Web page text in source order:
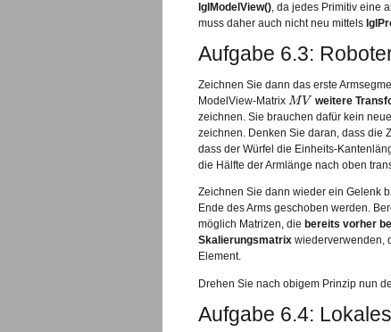
lglModelView(), da jedes Primitiv eine
muss daher auch nicht neu mittels
Aufgabe 6.3:
Zeichnen Sie dann das erste
ModelView-Matrix M V
MV weitere
zeichnen. Sie brauchen dafür kein
zeichnen. Denken Sie daran, dass die
dass der Würfel die Einheits-
die Hälfte der Armlänge nach oben
Zeichnen Sie dann wieder ein Gelenk
Ende des Arms geschoben werden.
möglich Matrizen, die bereits vorher
Skalierungsmatrix wiederverwenden,
Element.
Drehen Sie nach obigem Prinzip nun
Aufgabe 6.4: